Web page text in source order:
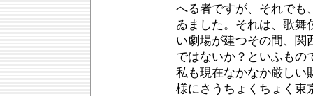
へる者ですが、それでも
ゐました。それは、歌舞
い劇場が建つその間、関
ではないか？といふもの
私も現在なかなか厳しい
様にさうちょくちょく東